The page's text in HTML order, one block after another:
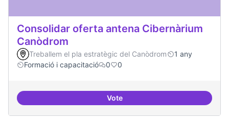
Consolidar oferta antena Cibernàrium
Canòdrom
Treballem el pla estratègic del Canòdrom
1 any
Formació i capacitació
0 0
VoteConsolidar oferta antena